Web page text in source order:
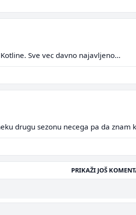
Sve vec davno najavljeno...
drugu sezonu necega pa da
PRIKAŽI JOŠ